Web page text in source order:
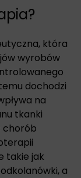
która
wyrobów
dochodzi
na
tkanki
chorób
takie jak
a